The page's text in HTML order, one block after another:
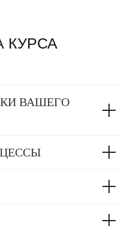
КУРСА
ВАШЕГО